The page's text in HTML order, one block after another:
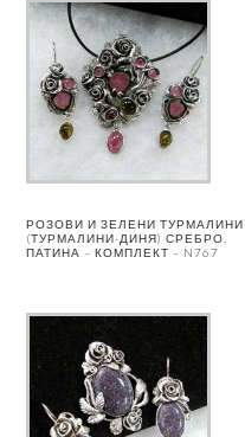
РОЗОВИ И ЗЕЛЕНИ ТУРМАЛИНИ
(ТУРМАЛИНИ-ДИНЯ) СРЕБРО,
ПАТИНА – КОМПЛЕКТ – N767